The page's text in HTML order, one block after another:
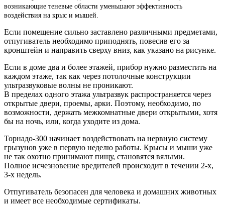
возникающие теневые области уменьшают эффективность
воздействия на крыс и мышей.
Если помещение сильно заставлено различными предметами,
отпугиватель необходимо приподнять, повесив его за
кронштейн и направить сверху вниз, как указано на рисунке.
Если в доме два и более этажей, прибор нужно разместить на
каждом этаже, так как через потолочные конструкции
ультразвуковые волны не проникают.
В пределах одного этажа ультразвук распространяется через
открытые двери, проемы, арки. Поэтому, необходимо, по
возможности, держать межкомнатные двери открытыми, хотя
бы на ночь, или, когда уходите из дома.
Торнадо-300 начинает воздействовать на нервную систему
грызунов уже в первую неделю работы. Крысы и мыши уже
не так охотно принимают пищу, становятся вялыми.
Полное исчезновение вредителей происходит в течении 2-х,
3-х недель.
Отпугиватель безопасен для человека и домашних животных
и имеет все необходимые сертификаты.